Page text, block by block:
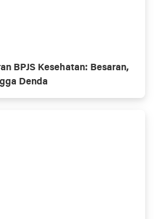
BPJS Kesehatan: Besaran,
Denda